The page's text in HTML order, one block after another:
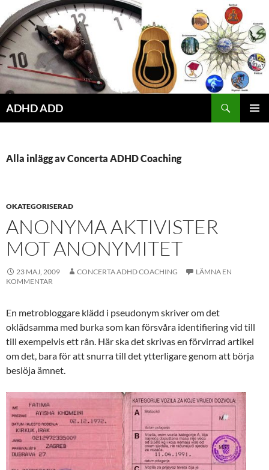
Hoppa
till
innehåll
ADHD ADD
Alla inlägg av Concerta ADHD Coaching
OKATEGORISERAD
ANONYMA AKTIVISTER
MOT ANONYMITET
23 MAJ, 2009 CONCERTA ADHD COACHING
LÄMNA EN
KOMMENTAR
En metrobloggare klädd i pseudonym skriver om det
oklädsamma med burka som kan försvåra identifiering vid till
till exempelvis ett rån. Här ska det skrivas en förvirrad artikel
om det, bara för att snurra till det ytterligare genom att börja
beslöja ämnet.